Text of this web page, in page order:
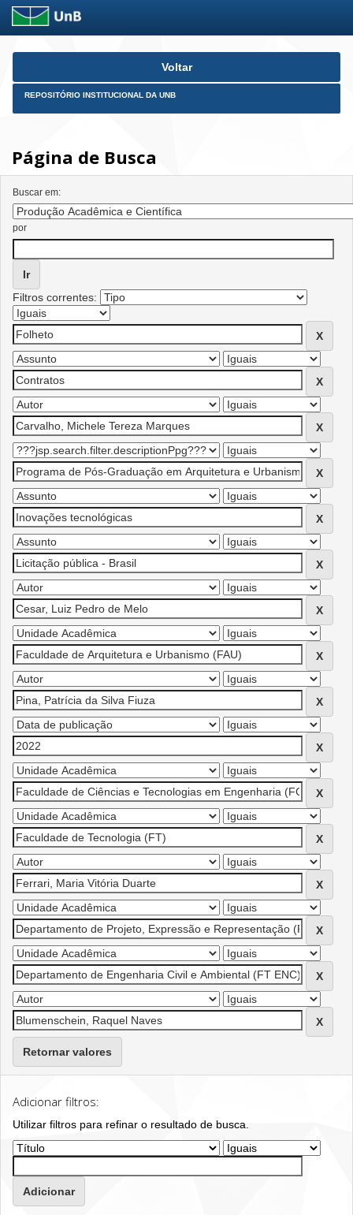
Skip
Voltar
REPOSITÓRIO INSTITUCIONAL DA UNB
Página de Busca
Buscar em:
por
Filtros correntes:
Retornar valores
Adicionar filtros:
Utilizar filtros para refinar o resultado de busca.